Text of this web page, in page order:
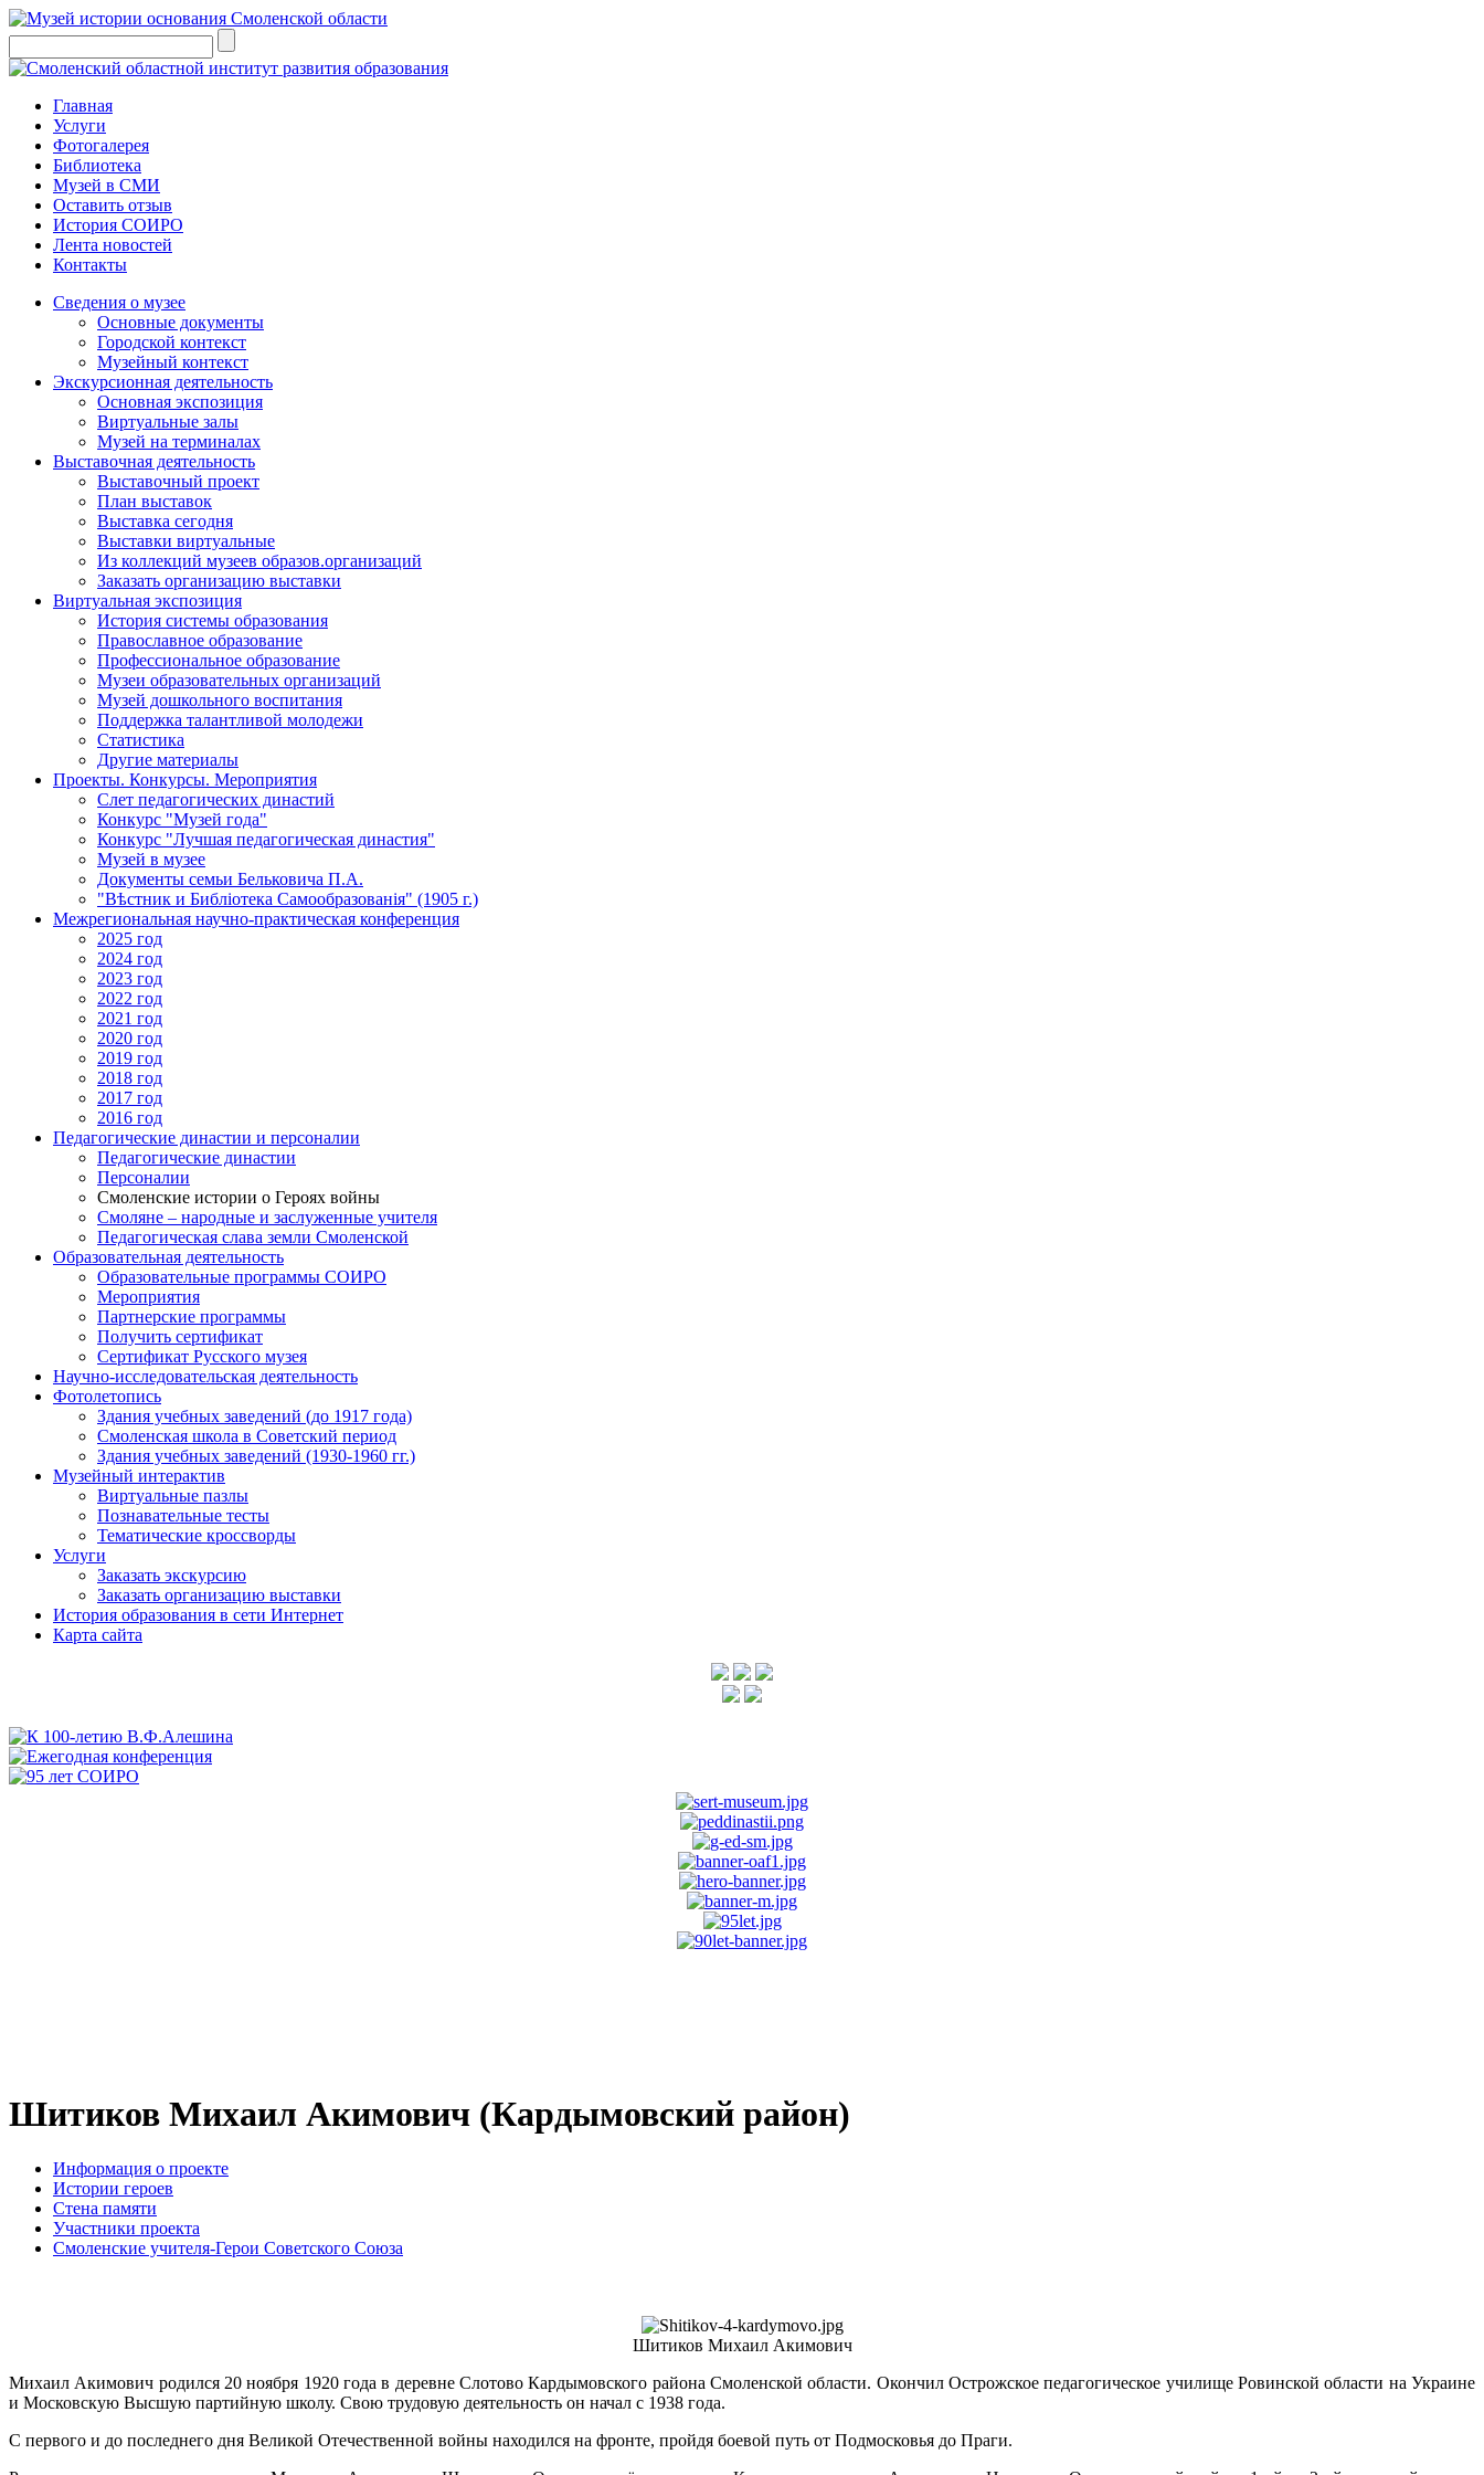
Главная
Услуги
Фотогалерея
Библиотека
Музей в СМИ
Оставить отзыв
История СОИРО
Лента новостей
Контакты
Сведения о музее
Основные документы
Городской контекст
Музейный контекст
Экскурсионная деятельность
Основная экспозиция
Виртуальные залы
Музей на терминалах
Выставочная деятельность
Выставочный проект
План выставок
Выставка сегодня
Выставки виртуальные
Из коллекций музеев образов.организаций
Заказать организацию выставки
Виртуальная экспозиция
История системы образования
Православное образование
Профессиональное образование
Музеи образовательных организаций
Музей дошкольного воспитания
Поддержка талантливой молодежи
Статистика
Другие материалы
Проекты. Конкурсы. Мероприятия
Cлет педагогических династий
Конкурс "Музей года"
Конкурс "Лучшая педагогическая династия"
Музей в музее
Документы семьи Бельковича П.А.
"Вѣстник и Библiотека Самообразованiя" (1905 г.)
Межрегиональная научно-практическая конференция
2025 год
2024 год
2023 год
2022 год
2021 год
2020 год
2019 год
2018 год
2017 год
2016 год
Педагогические династии и персоналии
Педагогические династии
Персоналии
Смоленские истории о Героях войны
Смоляне – народные и заслуженные учителя
Педагогическая слава земли Смоленской
Образовательная деятельность
Образовательные программы СОИРО
Мероприятия
Партнерские программы
Получить сертификат
Сертификат Русского музея
Научно-исследовательская деятельность
Фотолетопись
Здания учебных заведений (до 1917 года)
Смоленская школа в Советский период
Здания учебных заведений (1930-1960 гг.)
Музейный интерактив
Виртуальные пазлы
Познавательные тесты
Тематические кроссворды
Услуги
Заказать экскурсию
Заказать организацию выставки
История образования в сети Интернет
Карта сайта
Шитиков Михаил Акимович (Кардымовский район)
Информация о проекте
Истории героев
Стена памяти
Участники проекта
Смоленские учителя-Герои Советского Союза
Шитиков Михаил Акимович
Михаил Акимович родился 20 ноября 1920 года в деревне Слотово Кардымовского района Смоленской области. Окончил Острожское педагогическое училище Ровинской области на Украине
и Московскую Высшую партийную школу. Свою трудовую деятельность он начал с 1938 года.
С первого и до последнего дня Великой Отечественной войны находился на фронте, пройдя боевой путь от Подмосковья до Праги.